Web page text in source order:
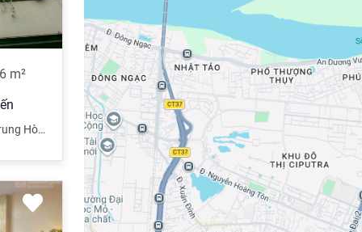
m²
Hòa , Cầu Giấy,Hà Nội